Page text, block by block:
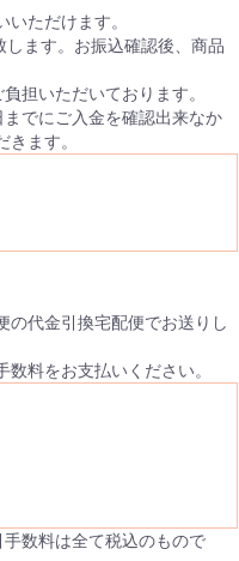
ただけます。
ます。お振込確認後、商品
担いただいております。
でにご入金を確認出来なか
ます。
の代金引換宅配便でお送りし
料をお支払いください。
数料は全て税込のもので